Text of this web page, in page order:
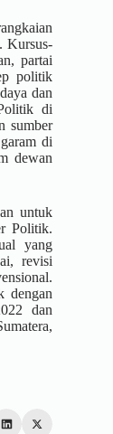
Kursus-
partai
politik
dan
di
sumber
di
dewan
untuk
Politik.
yang
revisi
dengan
dan